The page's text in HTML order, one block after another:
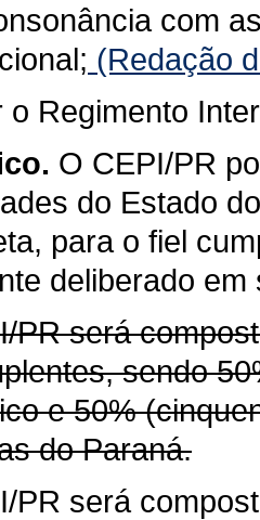
com
(Redação
o Regimento
O CEPI/PR
do Estado
para o fiel
deliberado
PR será
sendo
e 50%
do Paraná.
PR será